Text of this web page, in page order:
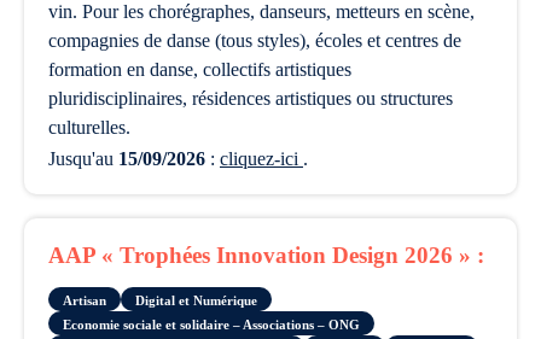
vin. Pour les chorégraphes, danseurs, metteurs en scène,
compagnies de danse (tous styles), écoles et centres de
formation en danse, collectifs artistiques
pluridisciplinaires, résidences artistiques ou structures
culturelles.
Jusqu'au 15/09/2026 : cliquez-ici .
AAP « Trophées Innovation Design 2026 » :
Artisan
Digital et Numérique
Economie sociale et solidaire – Associations – ONG